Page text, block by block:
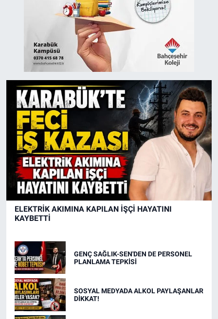
ELEKTRİK AKIMINA KAPILAN İŞÇİ HAYATINI
KAYBETTİ
GENÇ SAĞLIK-SEN'DEN DE PERSONEL
PLANLAMA TEPKİSİ
SOSYAL MEDYADA ALKOL PAYLAŞANLAR
DİKKAT!